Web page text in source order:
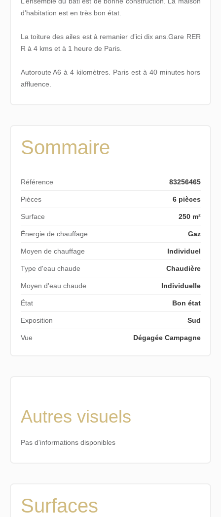
d’habitation est en très bon état.
La toiture des ailes est à remanier d’ici dix ans.Gare RER
R à 4 kms et à 1 heure de Paris.
Autoroute A6 à 4 kilomètres. Paris est à 40 minutes hors
affluence.
Sommaire
Référence 83256465
Pièces 6 pièces
Surface 250 m²
Énergie de chauffage Gaz
Moyen de chauffage Individuel
Type d'eau chaude Chaudière
Moyen d'eau chaude Individuelle
État Bon état
Exposition Sud
Vue Dégagée Campagne
Autres visuels
Pas d'informations disponibles
Surfaces